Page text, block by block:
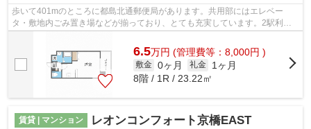
歩いて401mのところに都島北通郵便局があります。共用部にはエレベー
タ・敷地内ごみ置き場などが揃っており、とても充実しています。2駅利用
6.5万円 (管理費等：8,000円 )
敷金 0ヶ月 礼金
1ヶ月
8階 / 1R / 23.22㎡
賃貸 | マンション レオンコンフォート京橋EAST